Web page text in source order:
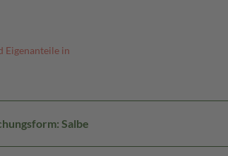
Eigenanteile in
Salbe